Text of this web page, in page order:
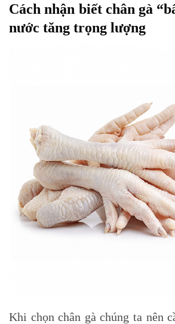
Cách nhận biết chân gà
nước tăng trọng lượng
Khi chọn chân gà chúng ta nên